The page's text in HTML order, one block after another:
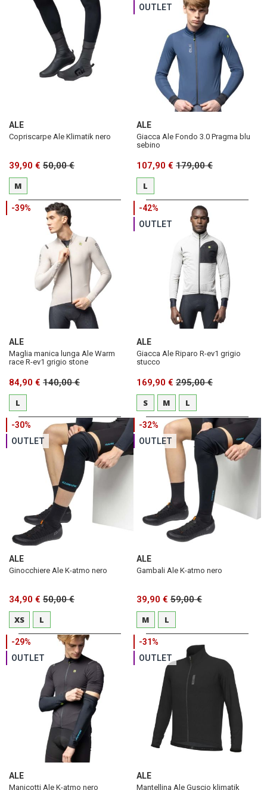
ALE
Copriscarpe Ale Klimatik nero
39,90 € 50,00 €
M
OUTLET
ALE
Giacca Ale Fondo 3.0 Pragma blu
sebino
107,90 € 179,00 €
L
-39%
ALE
Maglia manica lunga Ale Warm
race R-ev1 grigio stone
84,90 € 140,00 €
L
-42%
OUTLET
ALE
Giacca Ale Riparo R-ev1 grigio
stucco
169,90 € 295,00 €
S
M L
-30%
OUTLET
ALE
Ginocchiere Ale K-atmo nero
34,90 € 50,00 €
XS
L
-32%
OUTLET
ALE
Gambali Ale K-atmo nero
39,90 € 59,00 €
M
L
-29%
OUTLET
ALE
Manicotti Ale K-atmo nero
-31%
OUTLET
ALE
Mantellina Ale Guscio klimatik